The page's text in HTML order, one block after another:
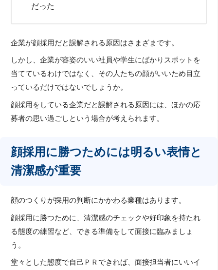
だった
企業が顔採用だと誤解される原因はさまざまです。
しかし、企業が容姿のいい社員や学生にばかりスポットを
当てているわけではなく、その人たちの顔がいいため目立
っているだけではないでしょうか。
顔採用をしている企業だと誤解される原因には、ほかの応
募者の思い過ごしという場合が考えられます。
顔採用に勝つためには明るい表情と
清潔感が重要
顔のつくりが採用の判断にかかわる業種はあります。
顔採用に勝つために、清潔感のチェックや好印象を持たれ
る態度の練習など、できる準備をして面接に臨みましょ
う。
堂々とした態度で自己ＰＲできれば、面接担当者にいいイ